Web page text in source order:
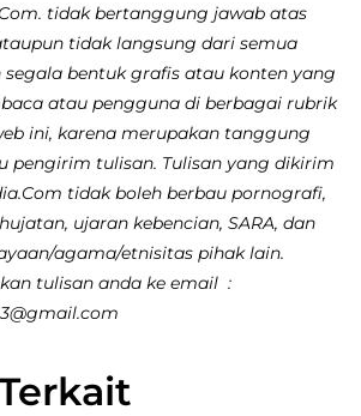
tidak bertanggung jawab atas
tidak langsung dari semua
segala bentuk grafis atau konten yang
atau pengguna di berbagai rubrik
ini, karena merupakan tanggung
pengirim tulisan. Tulisan yang dikirim
tidak boleh berbau pornografi,
ujaran kebencian, SARA, dan
agama/etnisitas pihak lain.
tulisan anda ke email :